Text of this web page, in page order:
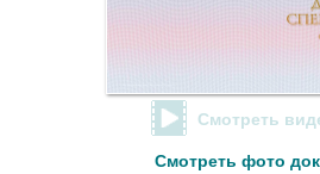
Смотреть
Смотреть фото